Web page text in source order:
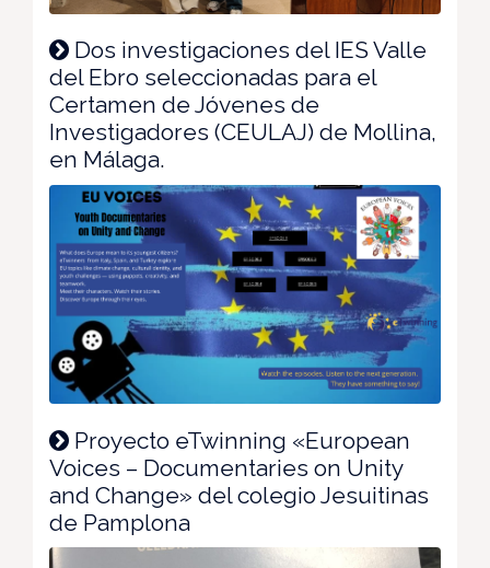
Dos investigaciones del IES Valle
del Ebro seleccionadas para el
Certamen de Jóvenes de
Investigadores (CEULAJ) de Mollina,
en Málaga.
Proyecto eTwinning «European
Voices – Documentaries on Unity
and Change» del colegio Jesuitinas
de Pamplona